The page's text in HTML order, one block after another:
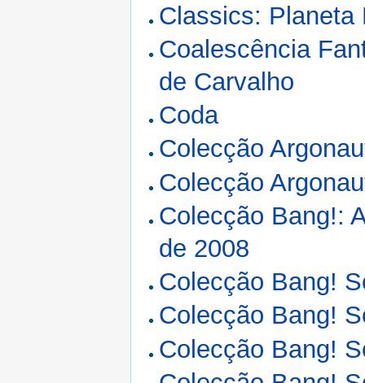
Classics: Planeta
Coalescência
de Carvalho
Coda
Colecção
Colecção
Colecção Bang!:
de 2008
Colecção Bang!
Colecção Bang!
Colecção Bang!